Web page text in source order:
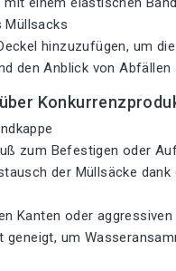
Müllsacks
hinzuzufügen, um
den Anblick von Abfällen
zum Befestigen oder
der Müllsäcke dank
Kanten oder aggressiven
geneigt, um